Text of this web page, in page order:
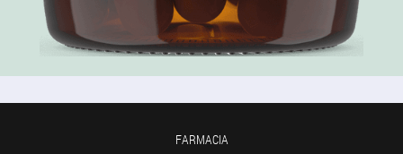
FARMACIA